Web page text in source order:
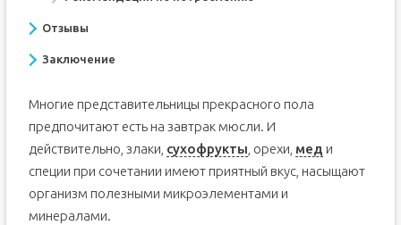
Отзывы
Заключение
Многие представительницы прекрасного пола
предпочитают есть на завтрак мюсли. И
действительно, злаки, сухофрукты , орехи, мед и
специи при сочетании имеют приятный вкус, насыщают
организм полезными микроэлементами и
минералами.